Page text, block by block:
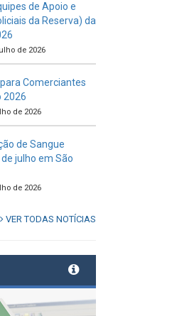
de Apoio e
da Reserva) da
de 2026
Comerciantes
2026
de 2026
de Sangue
julho em São
de 2026
VER TODAS NOTÍCIAS